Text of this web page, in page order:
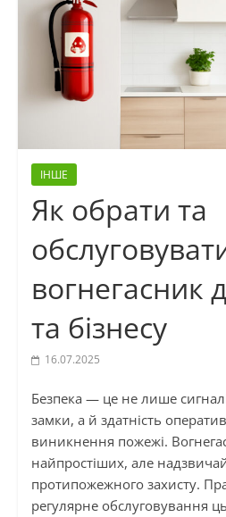
ІНШЕ
Як обрати та
вогнегасник
та бізнесу
16.07.2025
Безпека — це не лише
замки, а й здатність
виникнення пожежі.
найпростіших, але
протипожежного захисту.
регулярне обслуговування